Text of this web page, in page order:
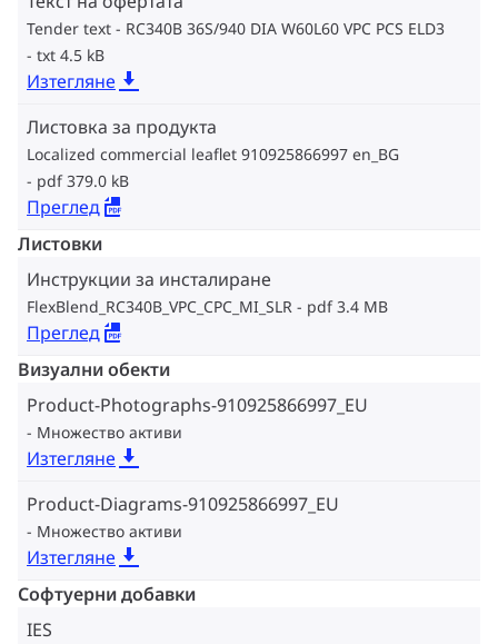
Tender text - RC340B 36S/940 DIA W60L60 VPC PCS ELD3
txt 4.5 kB
Изтегляне
Листовка за продукта
Localized commercial leaflet 910925866997 en_BG
pdf 379.0 kB
Преглед
Листовки
Инструкции за инсталиране
FlexBlend_RC340B_VPC_CPC_MI_SLR pdf 3.4 MB
Преглед
Визуални обекти
Product-Photographs-910925866997_EU
Множество активи
Изтегляне
Product-Diagrams-910925866997_EU
Множество активи
Изтегляне
Софтуерни добавки
IES